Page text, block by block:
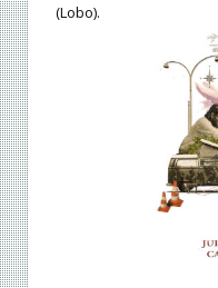
(Lobo).